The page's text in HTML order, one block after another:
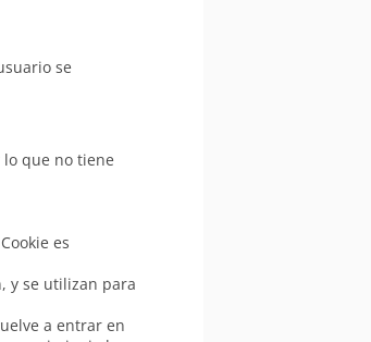
se
que no tiene
es
y se utilizan para
a entrar en